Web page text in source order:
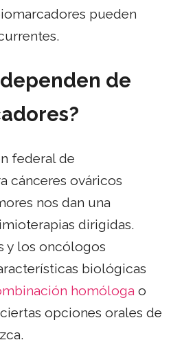
pueden
de
federal de
cánceres ováricos
nos dan una
dirigidas.
y los oncólogos
biológicas
homóloga o
opciones orales de